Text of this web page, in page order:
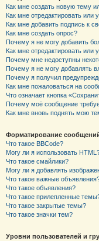
Как мне создать новую тему
Как мне отредактировать или
Как мне добавить подпись к
Как мне создать опрос?
Почему я не могу добавить
Как мне отредактировать или
Почему мне недоступны
Почему я не могу добавлять
Почему я получил
Как мне пожаловаться на
Что означает кнопка
Почему моё сообщение
Как мне вновь поднять мою
Форматирование
Что такое BBCode?
Могу ли я использовать
Что такое смайлики?
Могу ли я добавлять
Что такое важные
Что такое объявления?
Что такое прилепленные
Что такое закрытые темы?
Что такое значки тем?
Уровни пользователей и